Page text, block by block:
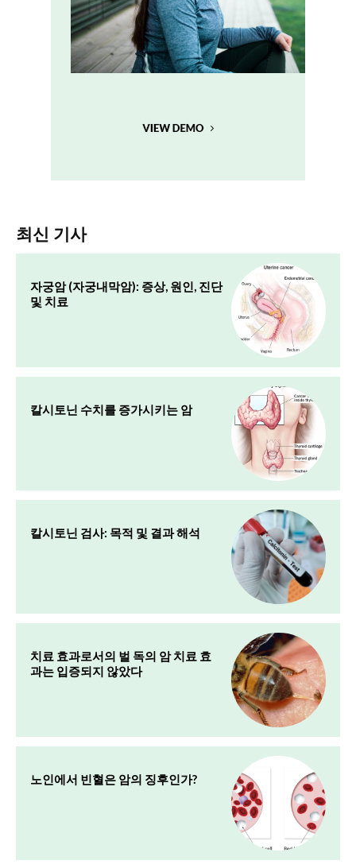
최신 기사
자궁암 (자궁내막암): 증상, 원인, 진단
및 치료
칼시토닌 수치를 증가시키는 암
칼시토닌 검사: 목적 및 결과 해석
치료 효과로서의 벌 독의 암 치료 효
과는 입증되지 않았다
노인에서 빈혈은 암의 징후인가?